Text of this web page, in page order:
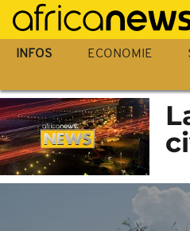
Passer
au
contenu
INFOS ECONOMIE